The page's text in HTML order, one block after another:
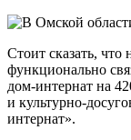
Стоит сказать, что
функционально
дом-интернат на
и культурно-
интернат».